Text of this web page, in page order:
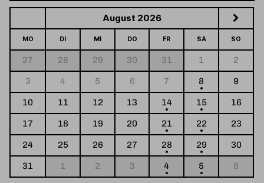
August 2026
MO DI MI DO FR SA SO
27 28 29 30 31 1
2
3
4 5 6 7 8
9
10
11 12 13 14 15
16
17
18 19 20 21 22
23
24
25 26 27 28 29
30
31
1 2 3 4 5 6